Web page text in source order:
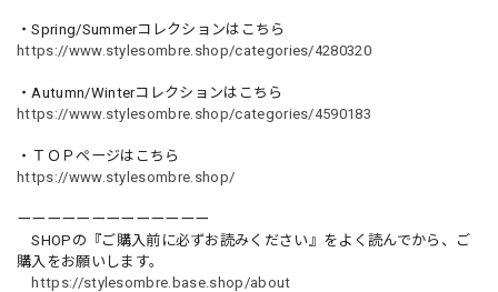
・Spring/Summerコレクションはこちら
https://www.stylesombre.shop/categories/4280320
・Autumn/Winterコレクションはこちら
https://www.stylesombre.shop/categories/4590183
・ＴＯＰページはこちら
https://www.stylesombre.shop/
ーーーーーーーーーーーーー
SHOPの『ご購入前に必ずお読みください』をよく読んでから、ご
購入をお願いします。
https://stylesombre.base.shop/about